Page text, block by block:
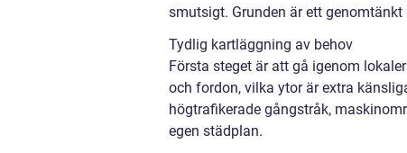
smutsigt. Grunden är ett
Tydlig kartläggning av behov
Första steget är att gå igenom
och fordon, vilka ytor är extra
högtrafikerade gångstråk,
egen städplan.